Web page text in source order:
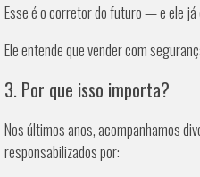
Esse é o corretor do futuro — e ele
Ele entende que vender com
3. Por que isso importa?
Nos últimos anos, acompanhamos
responsabilizados por: